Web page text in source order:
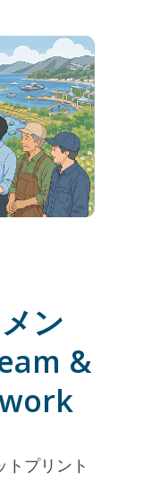
ン
&
トプリント